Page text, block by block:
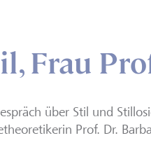
Frau
über Stil und
Prof. Dr.